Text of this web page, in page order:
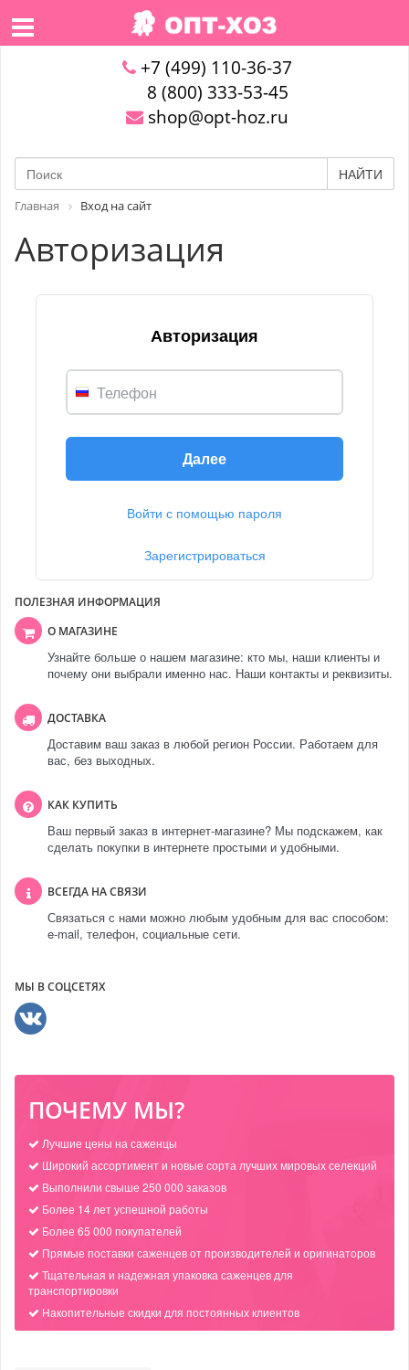
+7 (499) 110-36-37
8 (800) 333-53-45
shop@opt-hoz.ru
НАЙТИ
Главная Вход на сайт
Авторизация
Авторизация
Телефон
Далее
Войти с помощью пароля
Зарегистрироваться
ПОЛЕЗНАЯ ИНФОРМАЦИЯ
О МАГАЗИНЕ
Узнайте больше о нашем магазине: кто мы, наши клиенты и
почему они выбрали именно нас. Наши контакты и реквизиты.
ДОСТАВКА
Доставим ваш заказ в любой регион России. Работаем для
вас, без выходных.
КАК КУПИТЬ
Ваш первый заказ в интернет-магазине? Мы подскажем, как
сделать покупки в интернете простыми и удобными.
ВСЕГДА НА СВЯЗИ
Связаться с нами можно любым удобным для вас способом:
e-mail, телефон, социальные сети.
МЫ В СОЦСЕТЯХ
ПОЧЕМУ МЫ?
Лучшие цены на саженцы
Широкий ассортимент и новые сорта лучших мировых селекций
Выполнили свыше 250 000 заказов
Более 14 лет успешной работы
Более 65 000 покупателей
Прямые поставки саженцев от производителей и оригинаторов
Тщательная и надежная упаковка саженцев для
транспортировки
Накопительные скидки для постоянных клиентов